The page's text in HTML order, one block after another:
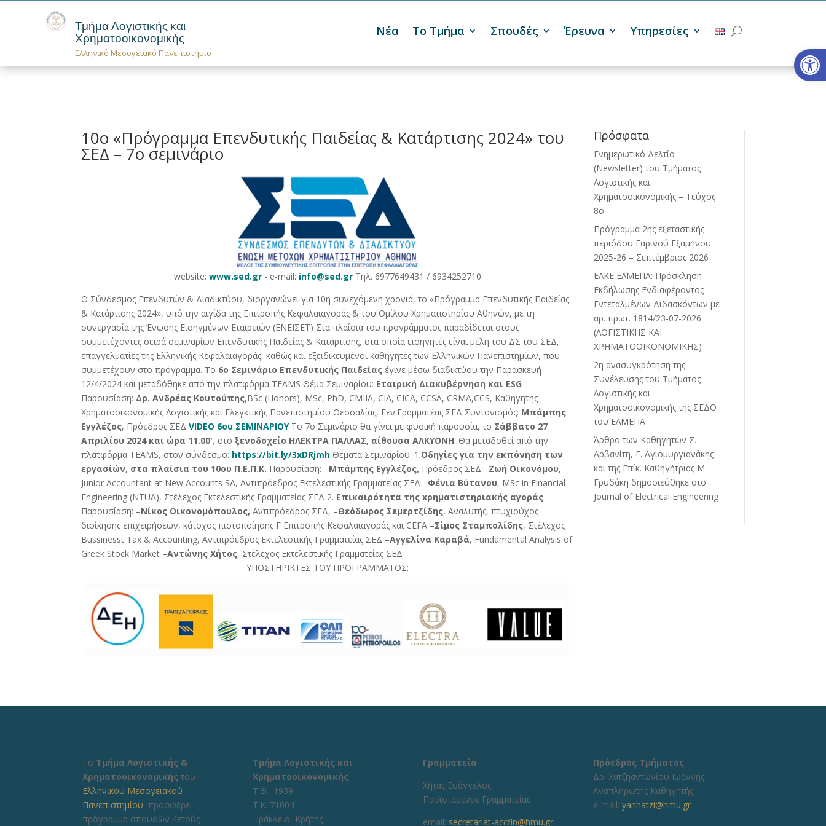
Τμήμα Λογιστικής και
Χρηματοοικονομικής
Ελληνικό Μεσογειακό Πανεπιστήμιο
Νέα Το Τμήμα Σπουδές Έρευνα Υπηρεσίες
10ο «Πρόγραμμα Επενδυτικής Παιδείας & Κατάρτισης 2024» του
ΣΕΔ – 7ο σεμινάριο
website: www.sed.gr- e-mail: info@sed.grΤηλ. 6977649431 / 6934252710
Ο Σύνδεσμος Επενδυτών & Διαδικτύου, διοργανώνει για 10η συνεχόμενη χρονιά, το «Πρόγραμμα Επενδυτικής Παιδείας
& Κατάρτισης 2024», υπό την αιγίδα της Επιτροπής Κεφαλαιαγοράς & του Ομίλου Χρηματιστηρίου Αθηνών, με τη
συνεργασία της Ένωσης Εισηγμένων Εταιρειών (ΕΝΕΙΣΕΤ) Στα πλαίσια του προγράμματος παραδίδεται στους
συμμετέχοντες σειρά σεμιναρίων Επενδυτικής Παιδείας & Κατάρτισης, στα οποία εισηγητές είναι μέλη του ΔΣ του ΣΕΔ,
επαγγελματίες της Ελληνικής Κεφαλαιαγοράς, καθώς και εξειδικευμένοι καθηγητές των Ελληνικών Πανεπιστημίων, που
συμμετέχουν στο πρόγραμμα. Το 6ο Σεμινάριο Επενδυτικής Παιδείας έγινε μέσω διαδικτύου την Παρασκευή
12/4/2024 και μεταδόθηκε από την πλατφόρμα TEAMS Θέμα Σεμιναρίου: Εταιρική Διακυβέρνηση και ESG
Παρουσίαση: Δρ. Ανδρέας Κουτούπης,BSc (Honors), MSc, PhD, CMIIA, CIA, CICA, CCSA, CRMA,CCS, Καθηγητής
Χρηματοοικονομικής Λογιστικής και Ελεγκτικής Πανεπιστημίου Θεσσαλίας, Γεν.Γραμματέας ΣΕΔ Συντονισμός: Μπάμπης
Εγγλέζος, Πρόεδρος ΣΕΔ VIDEO 6ου ΣΕΜΙΝΑΡΙΟΥΤο 7ο Σεμινάριο θα γίνει με φυσική παρουσία, το Σάββατο 27
Απριλίου 2024 και ώρα 11.00', στο ξενοδοχείο ΗΛΕΚΤΡΑ ΠΑΛΛΑΣ, αίθουσα ΑΛΚΥΟΝΗ. Θα μεταδοθεί από την
πλατφόρμα TEAMS, στον σύνδεσμο: https://bit.ly/3xDRjmh Θέματα Σεμιναρίου: 1.Οδηγίες για την εκπόνηση των
εργασίών, στα πλαίσια του 10ου Π.Ε.Π.Κ. Παρουσίαση: –Μπάμπης Εγγλέζος, Πρόεδρος ΣΕΔ –Ζωή Οικονόμου,
Junior Accountant at New Accounts SA, Αντιπρόεδρος Εκτελεστικής Γραμματείας ΣΕΔ –Φένια Βύτανου, MSc in Financial
Engineering (NTUA), Στέλεχος Εκτελεστικής Γραμματείας ΣΕΔ 2. Επικαιρότητα της xρηματιστηριακής αγοράς
Παρουσίαση: –Νίκος Οικονομόπουλος, Αντιπρόεδρος ΣΕΔ, –Θεόδωρος Σεμερτζίδης, Αναλυτής, πτυχιούχος
διοίκησης επιχειρήσεων, κάτοχος πιστοποίησης Γ Επιτροπής Κεφαλαιαγοράς και CEFA –Σίμος Σταμπολίδης, Στέλεχος
Bussinesst Tax & Accounting, Αντιπρόεδρος Εκτελεστικής Γραμματείας ΣΕΔ –Αγγελίνα Καραβά, Fundamental Analysis of
Greek Stock Market –Αντώνης Χήτος, Στέλεχος Εκτελεστικής Γραμματείας ΣΕΔ
ΥΠΟΣΤΗΡΙΚΤΕΣ ΤΟΥ ΠΡΟΓΡΑΜΜΑΤΟΣ:
Πρόσφατα
Ενημερωτικό Δελτίο
(Newsletter) του Τμήματος
Λογιστικής και
Χρηματοοικονομικής – Τεύχος
8ο
Πρόγραμμα 2ης εξεταστικής
περιόδου Eαρινού Eξαμήνου
2025-26 – Σεπτέμβριος 2026
ΕΛΚΕ ΕΛΜΕΠΑ: Πρόσκληση
Εκδήλωσης Ενδιαφέροντος
Εντεταλμένων Διδασκόντων με
αρ. πρωτ. 1814/23-07-2026
(ΛΟΓΙΣΤΙΚΗΣ ΚΑΙ
ΧΡΗΜΑΤΟΟΙΚΟΝΟΜΙΚΗΣ)
2η ανασυγκρότηση της
Συνέλευσης του Τμήματος
Λογιστικής και
Χρηματοοικονομικής της ΣΕΔΟ
του ΕΛΜΕΠΑ
Άρθρο των Καθηγητών Σ.
Αρβανίτη, Γ. Αγιομυργιανάκης
και της Επίκ. Καθηγήτριας Μ.
Γρυδάκη δημοσιεύθηκε στο
Journal of Electrical Engineering
Το Τμήμα Λογιστικής &
Χρηματοοικονομικήςτου
Ελληνικού Μεσογειακού
Πανεπιστημίου προσφέρει
πρόγραμμα σπουδών 4ετούς
Τμήμα Λογιστικής και
Χρηματοοικονομικής
Τ.Θ. 1939
Τ.Κ. 71004
Ηράκλειο Κρήτης
Γραμματεία
Χήτας Ευάγγελος
Προϊστάμενος Γραμματείας
email: secretariat-accfin@hmu.gr
Πρόεδρος Τμήματος
Δρ. Χατζηαντωνίου Ιωάννης
Αναπληρωτής Καθηγητής
e-mail: yanhatzi@hmu.gr